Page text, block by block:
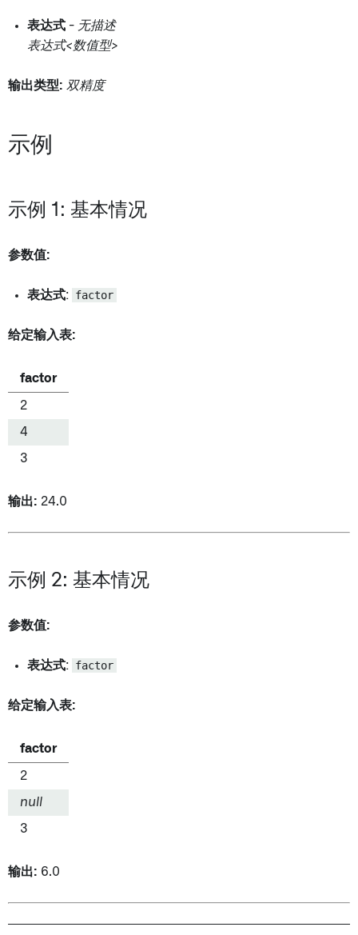
表达式 - 无描述
表达式<数值型>
输出类型: 双精度
示例
示例 1: 基本情况
参数值:
表达式: factor
给定输入表:
factor
2
4
3
输出: 24.0
示例 2: 基本情况
参数值:
表达式: factor
给定输入表:
factor
2
null
3
输出: 6.0